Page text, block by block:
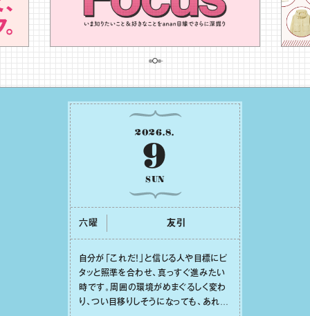
2026.8.
9
SUN
六曜 友引
⾃分が「これだ！」と信じる⼈や⽬標にピ
タッと照準を合わせ、真っすぐ進みたい
時です。周囲の環境がめまぐるしく変わ
り、つい⽬移りしそうになっても、あれこ